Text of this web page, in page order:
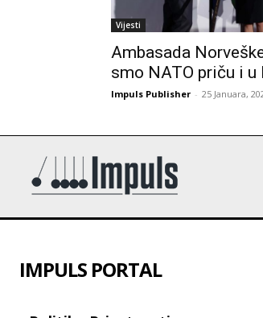
Vijesti
Ambasada
smo NATO priču i u
Impuls Publisher - 25 Januara,
IMPULS PORTAL